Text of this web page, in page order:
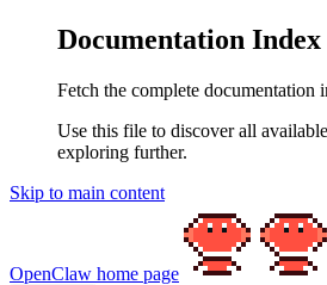
Documentation Index
Fetch the complete documentation
Use this file to discover all
exploring further.
Skip to main content
OpenClaw home page